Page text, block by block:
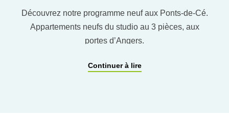
Découvrez notre programme neuf aux Ponts-de-Cé.
Appartements neufs du studio au 3 pièces, aux
portes d’Angers.
Continuer à lire